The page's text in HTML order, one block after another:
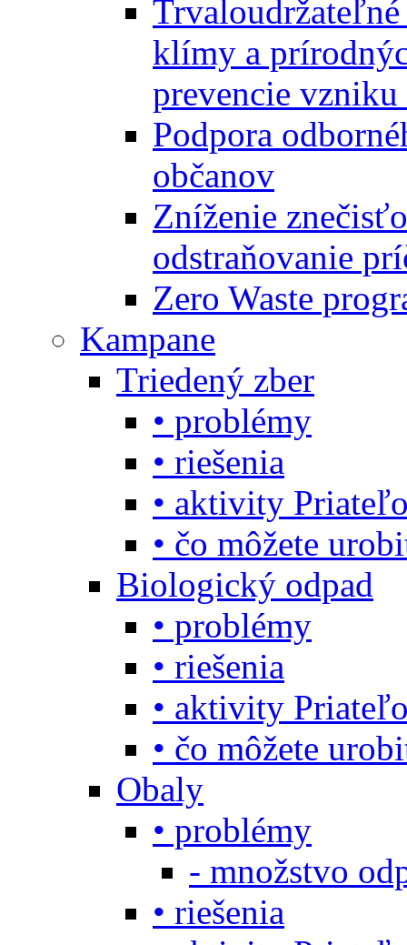
klímy a
prevencie vzniku
Podpora
občanov
Zníženie
odstraňovanie
Zero Waste
Kampane
Triedený zber
• problémy
• riešenia
• aktivity
• čo môžete
Biologický odpad
• problémy
• riešenia
• aktivity
• čo môžete
Obaly
• problémy
- množstvo
• riešenia